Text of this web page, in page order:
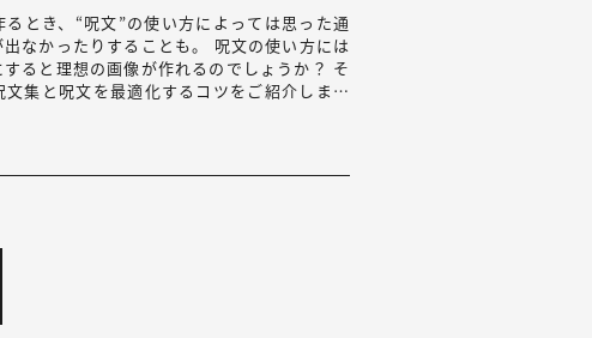
とき、“呪文”の使い方によっては思った通
なかったりすることも。 呪文の使い方には
ると理想の画像が作れるのでしょうか？ そ
集と呪文を最適化するコツをご紹介します